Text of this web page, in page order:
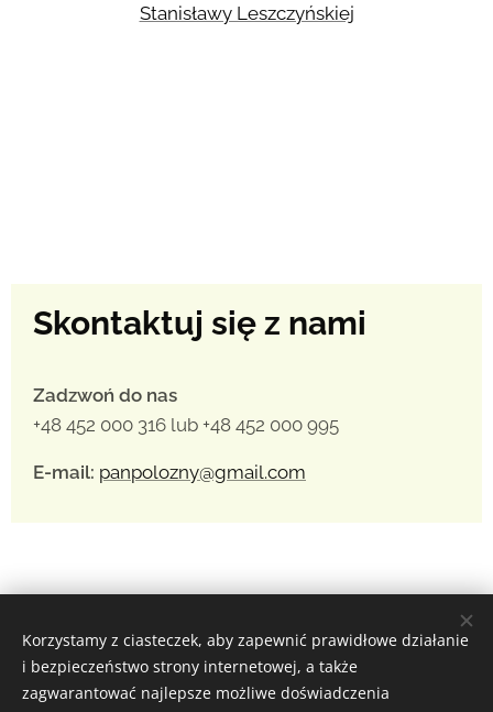
Stanisławy Leszczyńskiej
Skontaktuj się z nami
Zadzwoń do nas
+48 452 000 316 lub +48 452 000 995
E-mail: panpolozny@gmail.com
Korzystamy z ciasteczek, aby zapewnić prawidłowe działanie
i bezpieczeństwo strony internetowej, a także
zagwarantować najlepsze możliwe doświadczenia